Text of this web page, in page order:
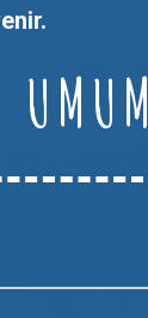
UMUM